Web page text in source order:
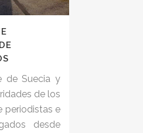
de Suecia y
de los
periodistas e
desde